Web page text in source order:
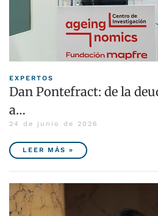
EXPERTOS
Dan Pontefract: de la
a…
24 de junio de 2026
LEER MÁS »